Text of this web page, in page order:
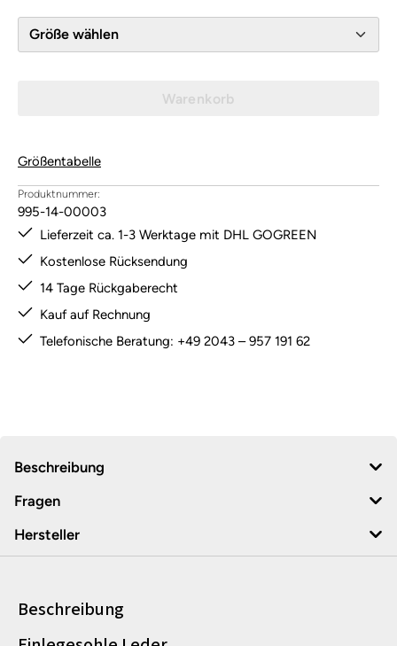
Größe wählen
Warenkorb
Größentabelle
Produktnummer:
995-14-00003
Lieferzeit ca. 1-3 Werktage mit DHL GOGREEN
Kostenlose Rücksendung
14 Tage Rückgaberecht
Kauf auf Rechnung
Telefonische Beratung: +49 2043 – 957 191 62
Beschreibung
Fragen
Hersteller
Beschreibung